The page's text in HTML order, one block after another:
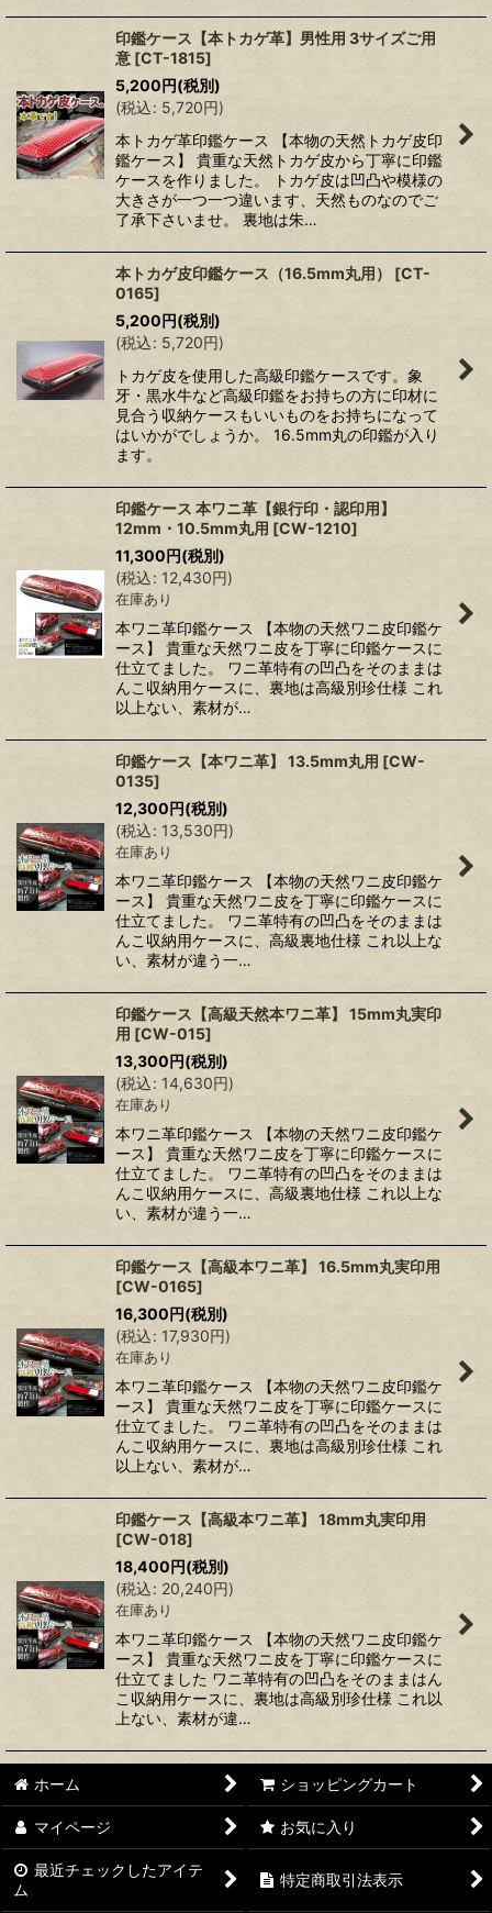
印鑑ケース【本トカゲ革】男性用 3サイズご用
意 [CT-1815]
5,200円(税別)
(税込: 5,720円)
本トカゲ革印鑑ケース 【本物の天然トカゲ皮印
鑑ケース】 貴重な天然トカゲ皮から丁寧に印鑑
ケースを作りました。 トカゲ皮は凹凸や模様の
大きさが一つ一つ違います、天然ものなのでご
了承下さいませ。 裏地は朱…
本トカゲ皮印鑑ケース（16.5mm丸用） [CT-
0165]
5,200円(税別)
(税込: 5,720円)
トカゲ皮を使用した高級印鑑ケースです。象
牙・黒水牛など高級印鑑をお持ちの方に印材に
見合う収納ケースもいいものをお持ちになって
はいかがでしょうか。 16.5mm丸の印鑑が入り
ます。
印鑑ケース 本ワニ革【銀行印・認印用】
12mm・10.5mm丸用 [CW-1210]
11,300円(税別)
(税込: 12,430円)
在庫あり
本ワニ革印鑑ケース 【本物の天然ワニ皮印鑑ケ
ース】 貴重な天然ワニ皮を丁寧に印鑑ケースに
仕立てました。 ワニ革特有の凹凸をそのままは
んこ収納用ケースに、裏地は高級別珍仕様 これ
以上ない、素材が…
印鑑ケース【本ワニ革】 13.5mm丸用 [CW-
0135]
12,300円(税別)
(税込: 13,530円)
在庫あり
本ワニ革印鑑ケース 【本物の天然ワニ皮印鑑ケ
ース】 貴重な天然ワニ皮を丁寧に印鑑ケースに
仕立てました。 ワニ革特有の凹凸をそのままは
んこ収納用ケースに、高級裏地仕様 これ以上な
い、素材が違う一…
印鑑ケース【高級天然本ワニ革】 15mm丸実印
用 [CW-015]
13,300円(税別)
(税込: 14,630円)
在庫あり
本ワニ革印鑑ケース 【本物の天然ワニ皮印鑑ケ
ース】 貴重な天然ワニ皮を丁寧に印鑑ケースに
仕立てました。 ワニ革特有の凹凸をそのままは
んこ収納用ケースに、高級裏地仕様 これ以上な
い、素材が違う一…
印鑑ケース【高級本ワニ革】 16.5mm丸実印用
[CW-0165]
16,300円(税別)
(税込: 17,930円)
在庫あり
本ワニ革印鑑ケース 【本物の天然ワニ皮印鑑ケ
ース】 貴重な天然ワニ皮を丁寧に印鑑ケースに
仕立てました。 ワニ革特有の凹凸をそのままは
んこ収納用ケースに、裏地は高級別珍仕様 これ
以上ない、素材が…
印鑑ケース【高級本ワニ革】 18mm丸実印用
[CW-018]
18,400円(税別)
(税込: 20,240円)
在庫あり
本ワニ革印鑑ケース 【本物の天然ワニ皮印鑑ケ
ース】 貴重な天然ワニ皮を丁寧に印鑑ケースに
仕立てました ワニ革特有の凹凸をそのままはん
こ収納用ケースに、裏地は高級別珍仕様 これ以
上ない、素材が違…
ホーム ショッピングカート
マイページ お気に入り
最近チェックしたアイテ
ム
特定商取引法表示